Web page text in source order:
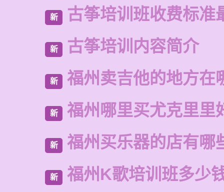
新 古筝培训班收费标准
新 古筝培训内容简介
新 福州卖吉他的地方在
新 福州哪里买尤克里里
新 福州买乐器的店有哪
新 福州K歌培训班多少